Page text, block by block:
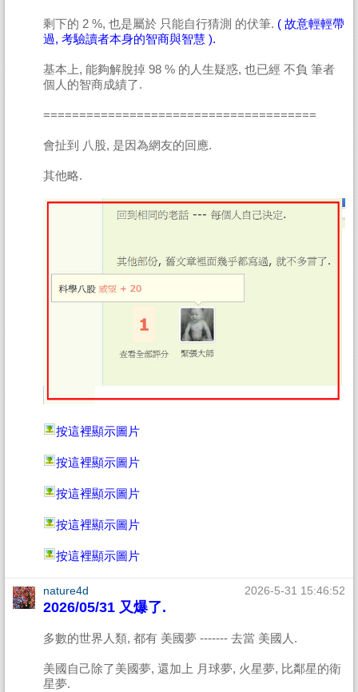
剩下的 2 %, 也是屬於 只能自行猜測 的伏筆. ( 故意輕輕帶
過, 考驗讀者本身的智商與智慧 ).
基本上, 能夠解脫掉 98 % 的人生疑惑, 也已經 不負 筆者
個人的智商成績了.
======================================
會扯到 八股, 是因為網友的回應.
其他略.
按這裡顯示圖片
按這裡顯示圖片
按這裡顯示圖片
按這裡顯示圖片
按這裡顯示圖片
nature4d 2026-5-31 15:46:52
2026/05/31 又爆了.
多數的世界人類, 都有 美國夢 ------- 去當 美國人.
美國自己除了美國夢, 還加上 月球夢, 火星夢, 比鄰星的衛
星夢.